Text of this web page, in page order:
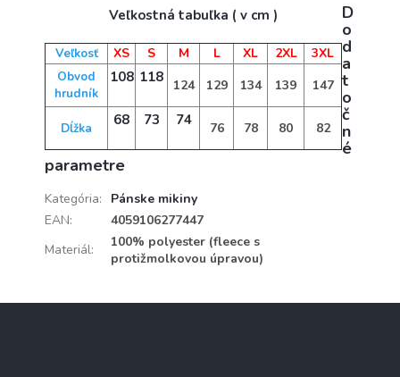
Veľkostná tabuľka ( v cm )
Veľkosť XS S M L XL 2XL 3XL
Obvod
hrudník
108 118 124 129 134 139 147
Dĺžka 68 73 74 76 78 80 82
D
o
d
a
t
o
č
n
é
parametre
Kategória:
Pánske mikiny
EAN:
4059106277447
Materiál:
100% polyester (fleece s
protižmolkovou úpravou)